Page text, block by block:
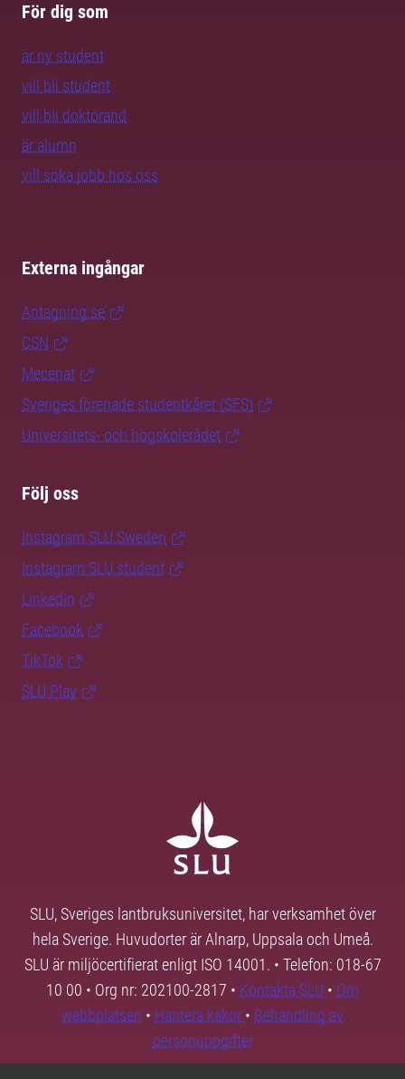
För dig som
är ny student
vill bli student
vill bli doktorand
är alumn
vill söka jobb hos oss
Externa ingångar
Antagning.se
CSN
Mecenat
Sveriges förenade studentkårer (SFS)
Universitets- och högskolerådet
Följ oss
Instagram SLU.Sweden
Instagram SLU.student
LinkedIn
Facebook
TikTok
SLU Play
SLU, Sveriges lantbruksuniversitet, har verksamhet över
hela Sverige. Huvudorter är Alnarp, Uppsala och Umeå.
SLU är miljöcertifierat enligt ISO 14001. • Telefon: 018-67
10 00 • Org nr: 202100-2817 • Kontakta SLU • Om
webbplatsen • Hantera kakor • Behandling av
personuppgifter